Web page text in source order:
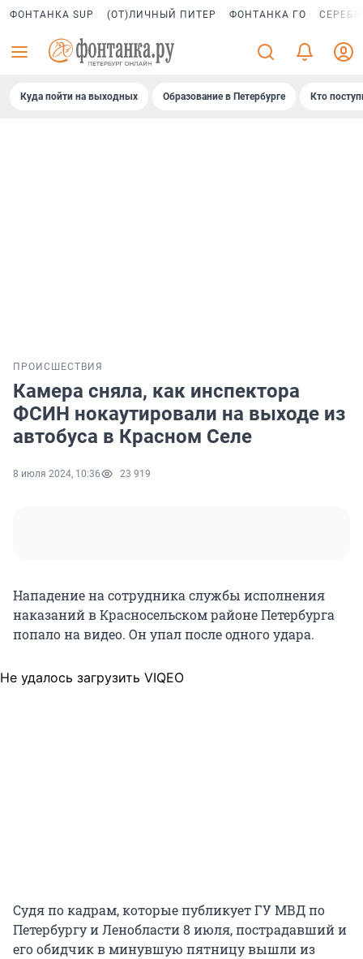
ФОНТАНКА SUP (ОТ)ЛИЧНЫЙ ПИТЕР ФОНТАНКА ГО
Куда пойти на выходных Образование в Петербурге Кто
ПРОИСШЕСТВИЯ
Камера сняла, как инспектора
ФСИН нокаутировали на выходе из
автобуса в Красном Селе
8 июля 2024, 10:36 23 919
Нападение на сотрудника службы исполнения
наказаний в Красносельском районе Петербурга
попало на видео. Он упал после одного удара.
Не удалось загрузить VIQEO
Судя по кадрам, которые публикует ГУ МВД по
Петербургу и Ленобласти 8 июля, пострадавший и
его обидчик в минувшую пятницу вышли из